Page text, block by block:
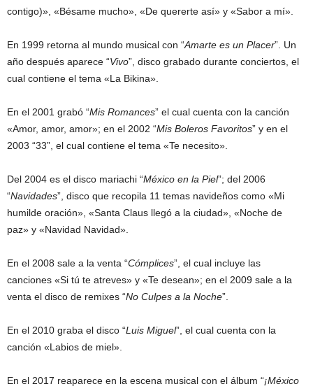
contigo)», «Bésame mucho», «De quererte así» y «Sabor a mí».
En 1999 retorna al mundo musical con “Amarte es un Placer”. Un
año después aparece “Vivo”, disco grabado durante conciertos, el
cual contiene el tema «La Bikina».
En el 2001 grabó “Mis Romances” el cual cuenta con la canción
«Amor, amor, amor»; en el 2002 “Mis Boleros Favoritos” y en el
2003 “33”, el cual contiene el tema «Te necesito».
Del 2004 es el disco mariachi “México en la Piel”; del 2006
“Navidades”, disco que recopila 11 temas navideños como «Mi
humilde oración», «Santa Claus llegó a la ciudad», «Noche de
paz» y «Navidad Navidad».
En el 2008 sale a la venta “Cómplices”, el cual incluye las
canciones «Si tú te atreves» y «Te desean»; en el 2009 sale a la
venta el disco de remixes “No Culpes a la Noche”.
En el 2010 graba el disco “Luis Miguel”, el cual cuenta con la
canción «Labios de miel».
En el 2017 reaparece en la escena musical con el álbum “¡México